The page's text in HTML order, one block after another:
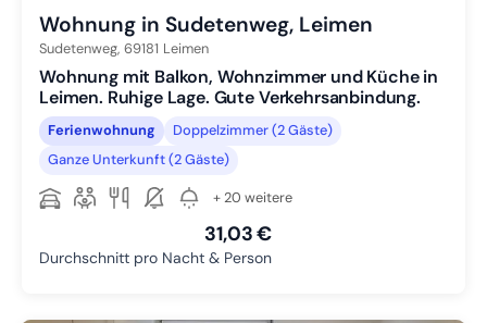
Wohnung in Sudetenweg, Leimen
Sudetenweg, 69181 Leimen
Wohnung mit Balkon, Wohnzimmer und Küche in
Leimen. Ruhige Lage. Gute Verkehrsanbindung.
Ferienwohnung
Doppelzimmer (2 Gäste)
Ganze Unterkunft (2 Gäste)
+ 20 weitere
31,03 €
Durchschnitt pro Nacht & Person